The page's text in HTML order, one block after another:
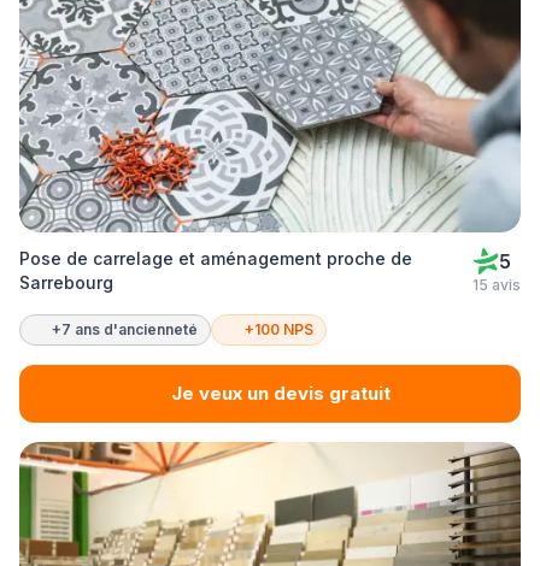
Pose de carrelage et aménagement proche de
Sarrebourg
5
15 avis
+7 ans d'ancienneté +100 NPS
Je veux un devis gratuit